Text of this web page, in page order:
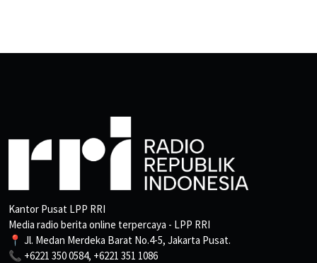
Kantor Pusat LPP RRI
Media radio berita online terpercaya - LPP RRI
📍 Jl. Medan Merdeka Barat No.4-5, Jakarta Pusat.
📞 +6221 350 0584, +6221 351 1086